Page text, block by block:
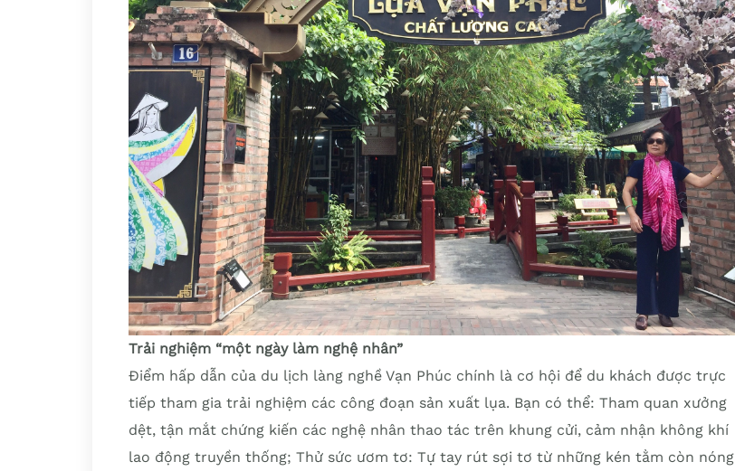
Trải nghiệm “một ngày làm nghệ nhân”
Điểm hấp dẫn của du lịch làng nghề Vạn Phúc chính là cơ hội để du khách được trực
tiếp tham gia trải nghiệm các công đoạn sản xuất lụa. Bạn có thể: Tham quan xưởng
dệt, tận mắt chứng kiến các nghệ nhân thao tác trên khung cửi, cảm nhận không khí
lao động truyền thống; Thử sức ươm tơ: Tự tay rút sợi tơ từ những kén tằm còn nóng